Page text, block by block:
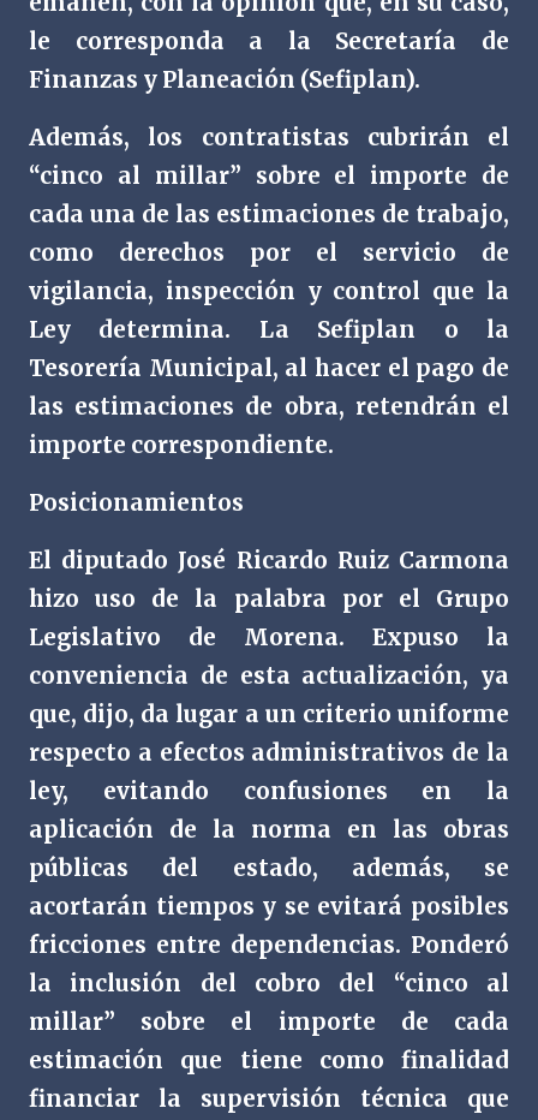
le corresponda a la Secretaría de
Finanzas y Planeación (Sefiplan).
Además, los contratistas cubrirán el
“cinco al millar” sobre el importe de
cada una de las estimaciones de trabajo,
como derechos por el servicio de
vigilancia, inspección y control que la
Ley determina. La Sefiplan o la
Tesorería Municipal, al hacer el pago de
las estimaciones de obra, retendrán el
importe correspondiente.
Posicionamientos
El diputado José Ricardo Ruiz Carmona
hizo uso de la palabra por el Grupo
Legislativo de Morena. Expuso la
conveniencia de esta actualización, ya
que, dijo, da lugar a un criterio uniforme
respecto a efectos administrativos de la
ley, evitando confusiones en la
aplicación de la norma en las obras
públicas del estado, además, se
acortarán tiempos y se evitará posibles
fricciones entre dependencias. Ponderó
la inclusión del cobro del “cinco al
millar” sobre el importe de cada
estimación que tiene como finalidad
financiar la supervisión técnica que